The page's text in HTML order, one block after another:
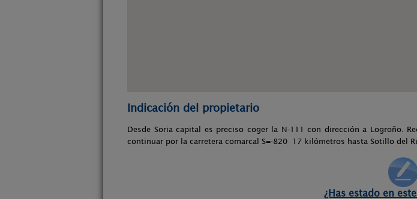
Indicación del propietario
Desde Soria capital es preciso coger la N-111 con dirección a Logroño.
continuar por la carretera comarcal S=-820 17 kilómetros hasta Sotillo del
¿Has estado en